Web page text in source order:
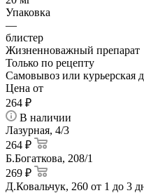
Упаковка
—
блистер
Жизненноважный препарат
Только по рецепту
Самовывоз или курьерская
Цена от
264 ₽
В наличии
Лазурная, 4/3
264 ₽
Б.Богаткова, 208/1
269 ₽
Д.Ковальчук, 260 от 1 до 3